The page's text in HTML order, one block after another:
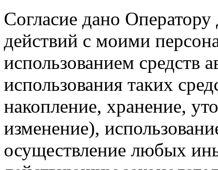
Согласие дано
действий с моими
использованием средств
использования таких
накопление, хранение,
изменение),
осуществление любых